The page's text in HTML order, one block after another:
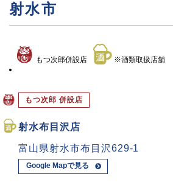
射水市
もつ次郎併設店 ※酒類取扱店舗
もつ次郎 併設店
射水布目沢店
富山県射水市布目沢629-1
Google Mapで見る